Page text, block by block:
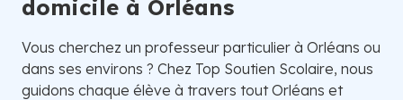
domicile à Orléans
Vous cherchez un professeur particulier à Orléans ou
dans ses environs ? Chez Top Soutien Scolaire, nous
guidons chaque élève à travers tout Orléans et